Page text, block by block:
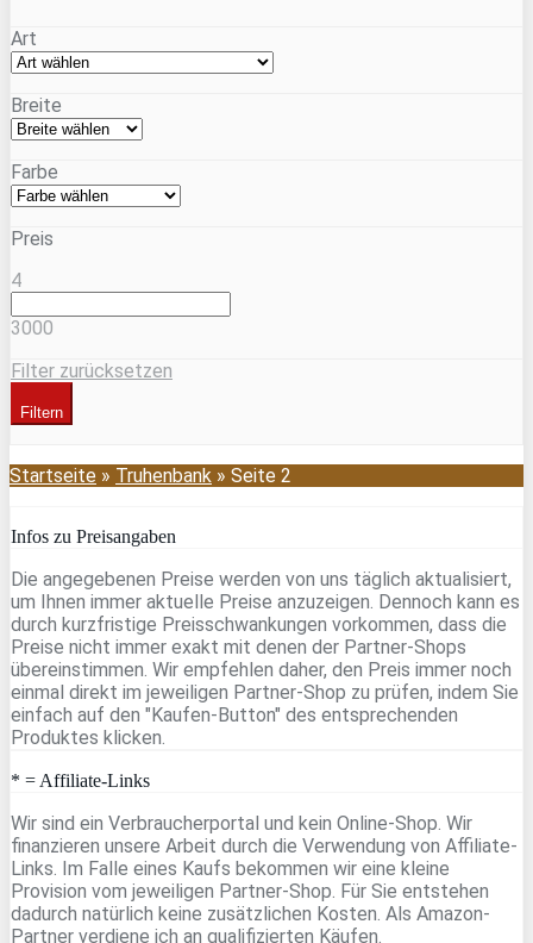
Art
Breite
Farbe
Preis
4
3000
Filter zurücksetzen
Filtern
Startseite » Truhenbank » Seite 2
Infos zu Preisangaben
Die angegebenen Preise werden von uns täglich aktualisiert,
um Ihnen immer aktuelle Preise anzuzeigen. Dennoch kann es
durch kurzfristige Preisschwankungen vorkommen, dass die
Preise nicht immer exakt mit denen der Partner-Shops
übereinstimmen. Wir empfehlen daher, den Preis immer noch
einmal direkt im jeweiligen Partner-Shop zu prüfen, indem Sie
einfach auf den "Kaufen-Button" des entsprechenden
Produktes klicken.
* = Affiliate-Links
Wir sind ein Verbraucherportal und kein Online-Shop. Wir
finanzieren unsere Arbeit durch die Verwendung von Affiliate-
Links. Im Falle eines Kaufs bekommen wir eine kleine
Provision vom jeweiligen Partner-Shop. Für Sie entstehen
dadurch natürlich keine zusätzlichen Kosten. Als Amazon-
Partner verdiene ich an qualifizierten Käufen.